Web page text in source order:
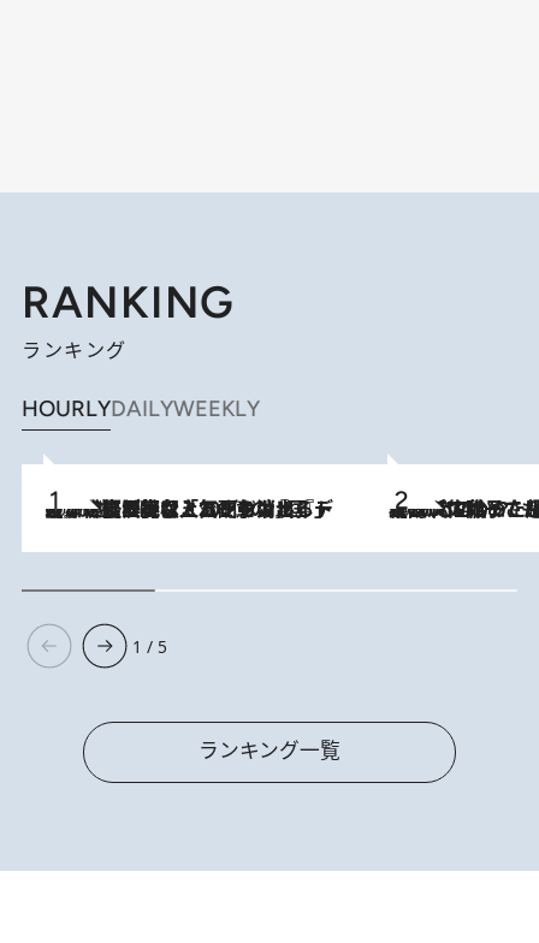
RANKING
ランキング
HOURLYDAILYWEEKLY
2026.8.5
【なぜ吉沢亮は「気配を消せる」のか？】興行収入208億の『国宝』を経て挑むミュージカル『ディア・エヴァン・ハンセン』。トップ俳優が舞台上でさらけ出した“孤独”とは 2026.8.5
【阿川佐和子さんの年とる力】なぜ70代で始めた趣味は“こんなに楽しい”のか？ ピアノ、俳句…スランプに陥っても続けられる“ある秘訣”とは
1 / 5
ランキング一覧